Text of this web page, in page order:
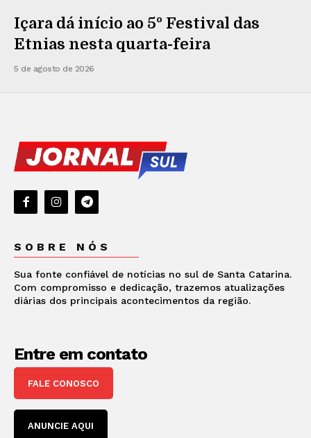
Içara dá início ao 5º Festival das
Etnias nesta quarta-feira
5 de agosto de 2026
SOBRE NÓS
Sua fonte confiável de notícias no sul de Santa Catarina.
Com compromisso e dedicação, trazemos atualizações
diárias dos principais acontecimentos da região.
Entre em contato
FALE CONOSCO
ANUNCIE AQUI